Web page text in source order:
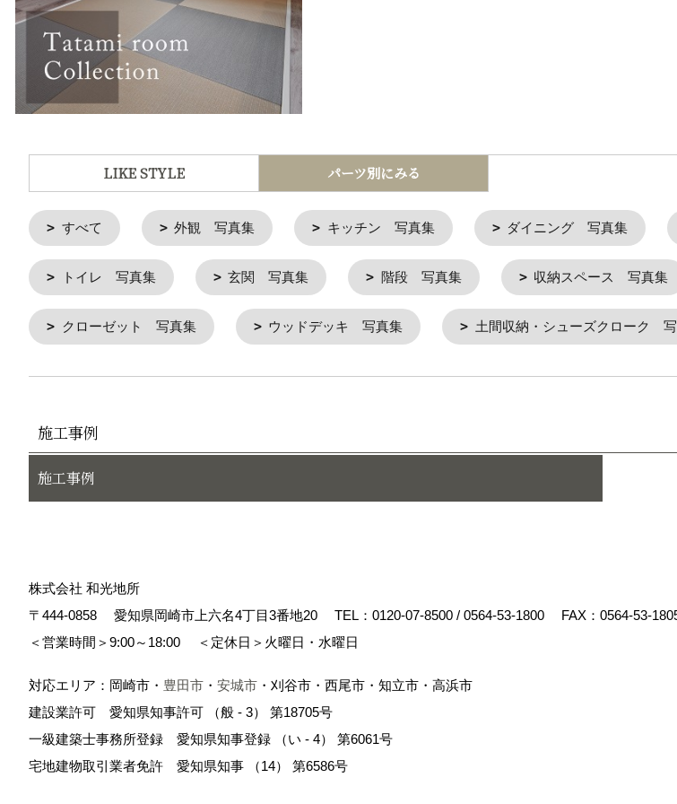
LIKE STYLE パーツ別にみる
すべて 外観 写真集 キッチン 写真集 ダイニング 写真集
トイレ 写真集 玄関 写真集 階段 写真集 収納スペース 写真集
クローゼット 写真集 ウッドデッキ 写真集 土間収納・シューズクローク
施工事例
施工事例
株式会社 和光地所
〒444-0858
愛知県岡崎市上六名4丁目3番地20 TEL： 0120-07-8500 / 0564-53-1800
FAX：0564-53-
＜営業時間＞9:00～18:00
＜定休日＞火曜日・水曜日
対応エリア：岡崎市・ 豊田市 ・ 安城市 ・刈谷市・西尾市・知立市・高浜市
建設業許可 愛知県知事許可 （般 - 3） 第18705号
一級建築士事務所登録 愛知県知事登録 （い - 4） 第6061号
宅地建物取引業者免許 愛知県知事 （14） 第6586号